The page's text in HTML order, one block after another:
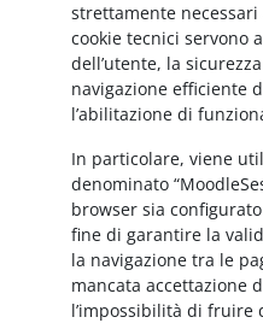
strettamente
cookie tecnici servono
dell’utente, la
navigazione efficiente
l’abilitazione di
In particolare, viene
denominato
browser sia
fine di garantire la
la navigazione tra le
mancata accettazione
l’impossibilità di fruire